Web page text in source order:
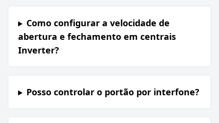
Como configurar a velocidade de
abertura e fechamento em centrais
Inverter?
Posso controlar o portão por interfone?